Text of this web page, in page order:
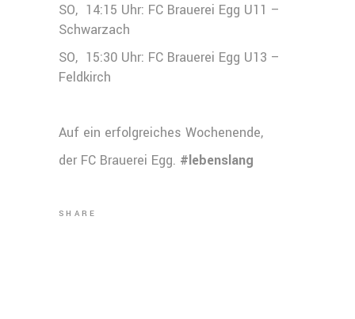
SO, 14:15 Uhr: FC Brauerei Egg U11 –
Schwarzach
SO, 15:30 Uhr: FC Brauerei Egg U13 –
Feldkirch
Auf ein erfolgreiches Wochenende,
der FC Brauerei Egg. #lebenslang
SHARE